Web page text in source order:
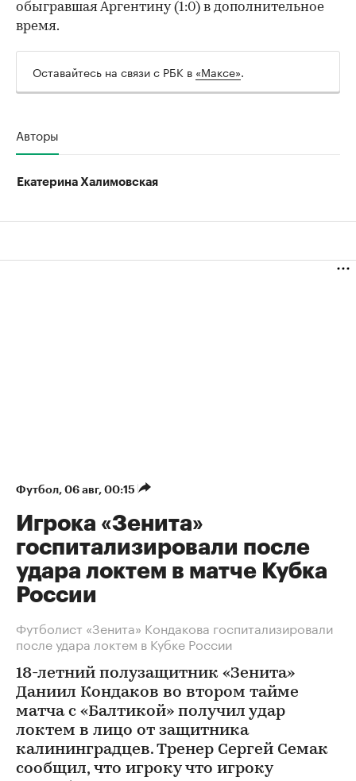
обыгравшая Аргентину (1:0) в дополнительное
время.
Оставайтесь на связи с РБК в «Максе».
Авторы
Екатерина Халимовская
Футбол⁠, 06 авг, 00:15
Игрока «Зенита»
госпитализировали после
удара локтем в матче Кубка
России
Футболист «Зенита» Кондакова госпитализировали
после удара локтем в Кубке России
18-летний полузащитник «Зенита»
Даниил Кондаков во втором тайме
матча с «Балтикой» получил удар
локтем в лицо от защитника
калининградцев. Тренер Сергей Семак
сообщил, что игроку что игроку